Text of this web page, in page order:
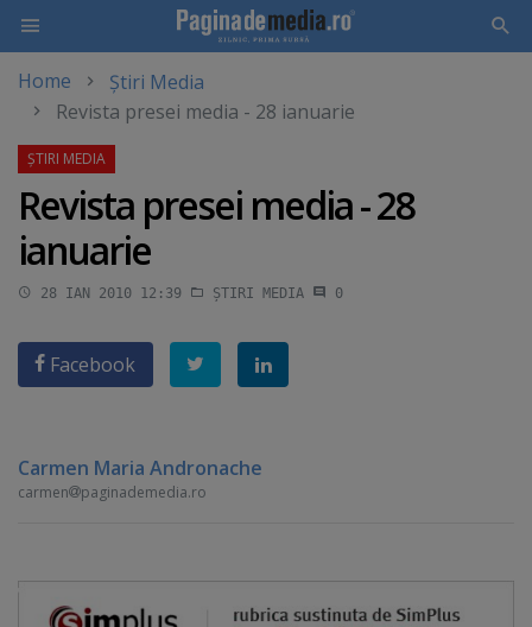
main
Home
Știri Media
Revista presei media - 28 ianuarie
Revista presei media - 28
ianuarie
28 IAN 2010 12:39 ȘTIRI MEDIA 0
Facebook
Carmen Maria Andronache
carmen paginademedia.ro